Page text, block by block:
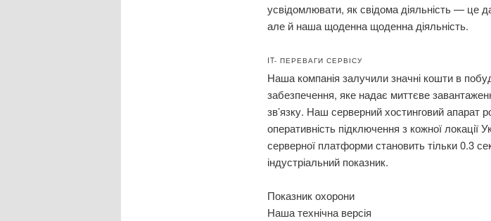
усвідомлювати, як свідома діяльність — це
але й наша щоденна щоденна діяльність.
IT- ПЕРЕВАГИ СЕРВІСУ
Наша компанія залучили значні кошти в
забезпечення, яке надає миттєве
зв’язку. Наш серверний хостинговий апарат
оперативність підключення з кожної локації
серверної платформи становить тільки 0.3
індустріальний показник.
Показник охорони
Наша технічна версія